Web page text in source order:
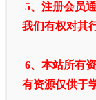
5、注册会员
我们有权对其
6、本站所有
有资源仅供于